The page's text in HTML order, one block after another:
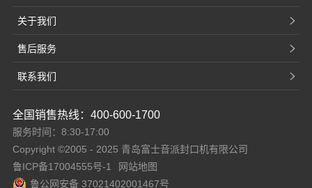
关于我们
售后服务
联系我们
全国销售热线：400-600-1700
服务时间：8:30-17:00
Copyright ©2005 - 2025 青岛富士音派封口机有限公司
鲁ICP备17004555号-1
网站地图
鲁公网安备 37021402001467号